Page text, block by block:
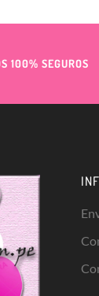
100% SEGUROS